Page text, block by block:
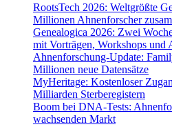
RootsTech 2026: Weltgrößte
Millionen Ahnenforscher
Genealogica 2026: Zwei
mit Vorträgen, Workshops und
Ahnenforschung-Update:
Millionen neue Datensätze
MyHeritage: Kostenloser
Milliarden Sterberegistern
Boom bei DNA-Tests:
wachsenden Markt